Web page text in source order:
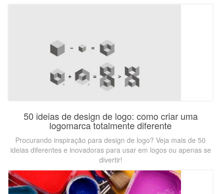
50 ideias de design de logo: como criar uma
logomarca totalmente diferente
Procurando inspiração para design de logo? Veja mais de 50
ideias diferentes e inovadoras para usar em logos ou apenas se
divertir!